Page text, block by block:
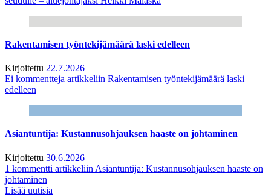
Rakentamisen työntekijämäärä laski edelleen
Kirjoitettu 22.7.2026
Ei kommentteja artikkeliin Rakentamisen työntekijämäärä laski
edelleen
Asiantuntija: Kustannusohjauksen haaste on johtaminen
Kirjoitettu 30.6.2026
1 kommentti artikkeliin Asiantuntija: Kustannusohjauksen haaste on
johtaminen
Lisää uutisia